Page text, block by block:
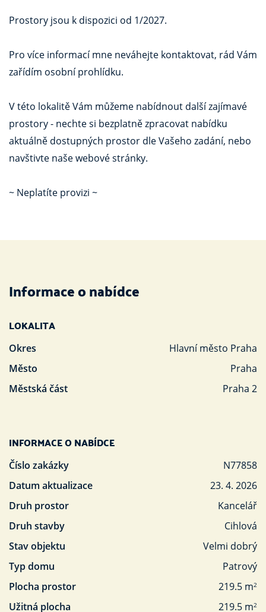
Prostory jsou k dispozici od 1/2027.
Pro více informací mne neváhejte kontaktovat, rád Vám
zařídím osobní prohlídku.
V této lokalitě Vám můžeme nabídnout další zajímavé
prostory - nechte si bezplatně zpracovat nabídku
aktuálně dostupných prostor dle Vašeho zadání, nebo
navštivte naše webové stránky.
~ Neplatíte provizi ~
Informace o nabídce
LOKALITA
Okres
Hlavní město Praha
Město
Praha
Městská část
Praha 2
INFORMACE O NABÍDCE
Číslo zakázky
N77858
Datum aktualizace
23. 4. 2026
Druh prostor
Kancelář
Druh stavby
Cihlová
Stav objektu
Velmi dobrý
Typ domu
Patrový
Plocha prostor
219.5 m2
Užitná plocha 219.5 m2